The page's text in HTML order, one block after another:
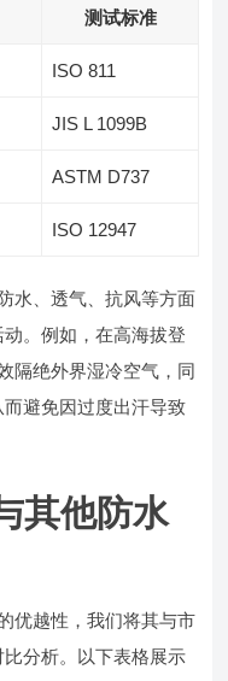
测试标准
ISO 811
JIS L 1099B
ASTM D737
ISO 12947
水、透气、抗风等方面
。例如，在高海拔登
隔绝外界湿冷空气，同
避免因过度出汗导致
其他防水
优越性，我们将其与市
分析。以下表格展示